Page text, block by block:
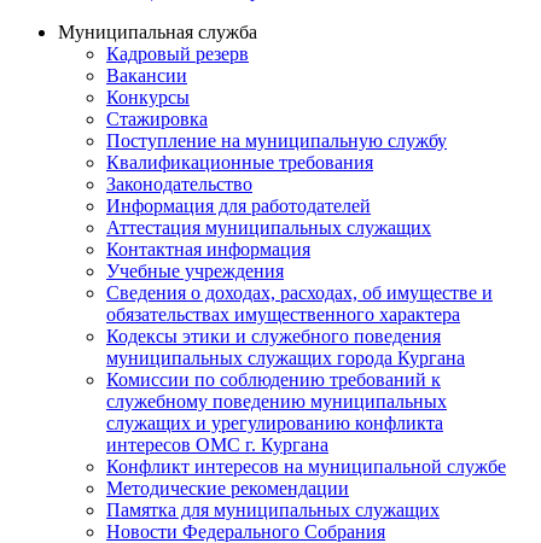
Муниципальная служба
Кадровый резерв
Вакансии
Конкурсы
Стажировка
Поступление на муниципальную службу
Квалификационные требования
Законодательство
Информация для работодателей
Аттестация муниципальных служащих
Контактная информация
Учебные учреждения
Сведения о доходах, расходах, об имуществе и
обязательствах имущественного характера
Кодексы этики и служебного поведения
муниципальных служащих города Кургана
Комиссии по соблюдению требований к
служебному поведению муниципальных
служащих и урегулированию конфликта
интересов ОМС г. Кургана
Конфликт интересов на муниципальной службе
Методические рекомендации
Памятка для муниципальных служащих
Новости Федерального Cобрания